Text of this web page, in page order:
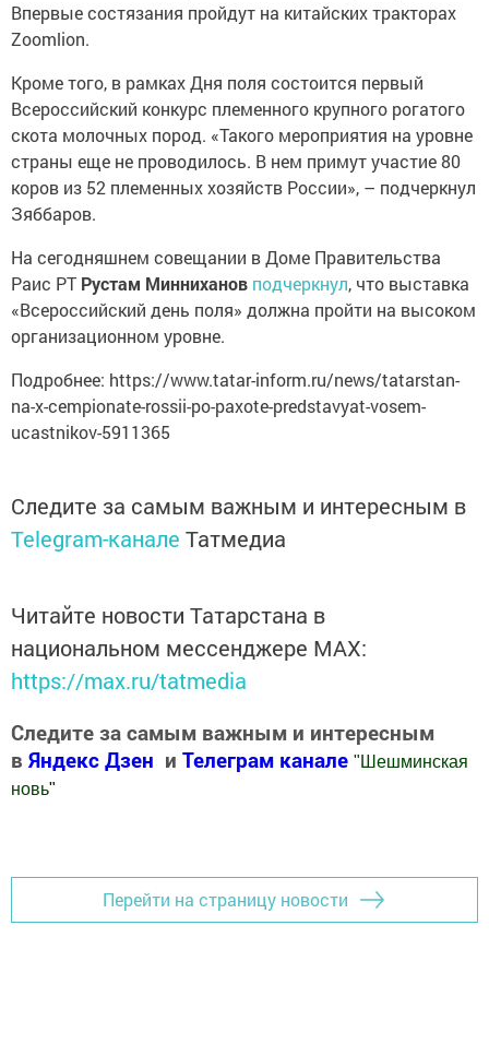
Впервые состязания пройдут на китайских тракторах
Zoomlion.
Кроме того, в рамках Дня поля состоится первый
Всероссийский конкурс племенного крупного рогатого
скота молочных пород. «Такого мероприятия на уровне
страны еще не проводилось. В нем примут участие 80
коров из 52 племенных хозяйств России», – подчеркнул
Зяббаров.
На сегодняшнем совещании в Доме Правительства
Раис РТ Рустам Минниханов подчеркнул, что выставка
«Всероссийский день поля» должна пройти на высоком
организационном уровне.
Подробнее: https://www.tatar-inform.ru/news/tatarstan-
na-x-cempionate-rossii-po-paxote-predstavyat-vosem-
ucastnikov-5911365
Следите за самым важным и интересным в
Telegram-канале Татмедиа
Читайте новости Татарстана в
национальном мессенджере MАХ:
https://max.ru/tatmedia
Следите за самым важным и интересным
в Яндекс Дзен и Телеграм канале " Шешминская
новь"
Перейти на страницу новости